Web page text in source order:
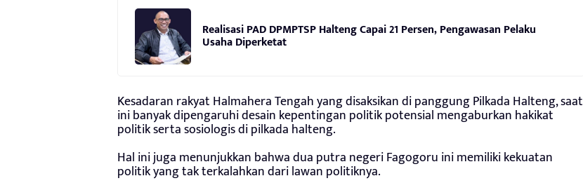
Realisasi PAD DPMPTSP Halteng Capai 21 Persen, Pengawasan Pelaku
Usaha Diperketat
Kesadaran rakyat Halmahera Tengah yang disaksikan di panggung Pilkada Halteng, saat
ini banyak dipengaruhi desain kepentingan politik potensial mengaburkan hakikat
politik serta sosiologis di pilkada halteng.
Hal ini juga menunjukkan bahwa dua putra negeri Fagogoru ini memiliki kekuatan
politik yang tak terkalahkan dari lawan politiknya.